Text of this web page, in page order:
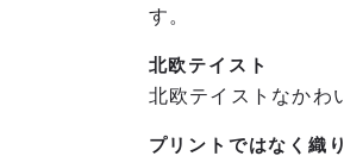
す。
北欧テイスト
北欧テイストなかわ
プリントではなく織